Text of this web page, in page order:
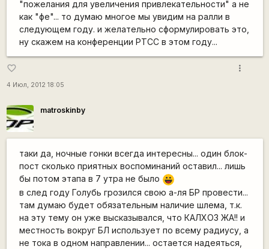
"пожелания для увеличения привлекательности" а не
как "фе"... то думаю многое мы увидим на ралли в
следующем году. и желательно сформулировать это,
ну скажем на конференции РТСС в этом году...
favorite_border
4 Июл, 2012 18:05
more_vert
matroskinby
таки да, ночные гонки всегда интересны... один блок-
пост сколько приятных воспоминаний оставил... лишь
бы потом этапа в 7 утра не было |-))
в след году Голубь грозился свою а-ля БР провести...
там думаю будет обязательным наличие шлема, т.к.
на эту тему он уже высказывался, что КАЛХОЗ ЖА!! и
местность вокруг БЛ использует по всему радиусу, а
не тока в одном направлении... остается надеяться,